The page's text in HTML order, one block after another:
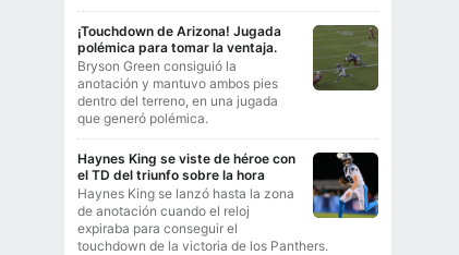
¡Touchdown de Arizona! Jugada
polémica para tomar la ventaja.
Bryson Green consiguió la
anotación y mantuvo ambos pies
dentro del terreno, en una jugada
que generó polémica.
Haynes King se viste de héroe con
el TD del triunfo sobre la hora
Haynes King se lanzó hasta la zona
de anotación cuando el reloj
expiraba para conseguir el
touchdown de la victoria de los Panthers.